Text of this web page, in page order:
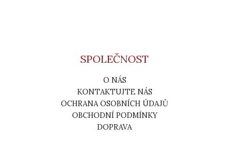
SPOLEČNOST
O NÁS
KONTAKTUJTE NÁS
OCHRANA OSOBNÍCH ÚDAJŮ
OBCHODNÍ PODMÍNKY
DOPRAVA